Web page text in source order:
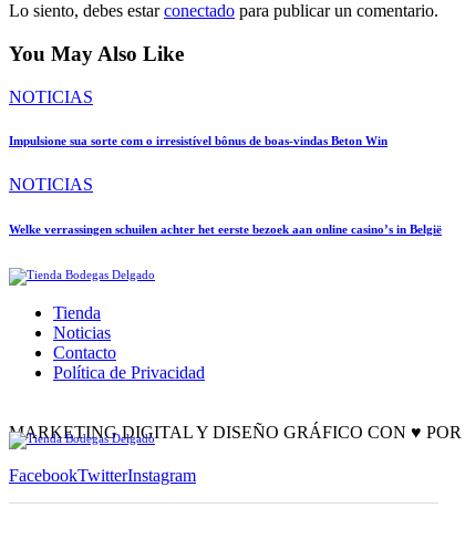
Lo siento, debes estarconectado para publicar un comentario.
You May Also Like
NOTICIAS
Impulsione sua sorte com o irresistível bônus de boas-vindas Beton Win
NOTICIAS
Welke verrassingen schuilen achter het eerste bezoek aan online casino’s in België
Tienda
Noticias
Contacto
Política de Privacidad
1
new
MARKETING DIGITAL Y DISEÑO GRÁFICO CON ♥ POR
FacebookTwitterInstagram